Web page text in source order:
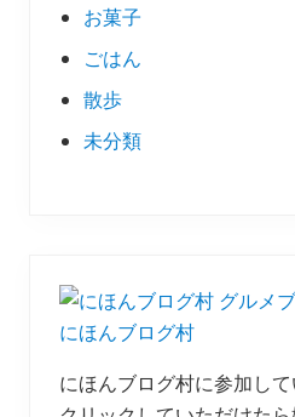
お菓子
ごはん
散歩
未分類
にほんブログ村
にほんブログ村に参加して